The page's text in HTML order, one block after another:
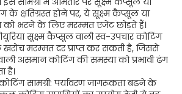
के क्षतिग्रस्त होने पर, ये सूक्ष्म कैप्सूल या
को भरने के लिए मरम्मत एजेंट छोड़ते हैं।
सूक्ष्म कैप्सूल वाली स्व-उपचार कोटिंग
खरोंच मरम्मत दर प्राप्त कर सकती है, जिससे
असमान कोटिंग की समस्या को प्रभावी ढंग
है।
सामग्री: पर्यावरण जागरूकता बढ़ने के